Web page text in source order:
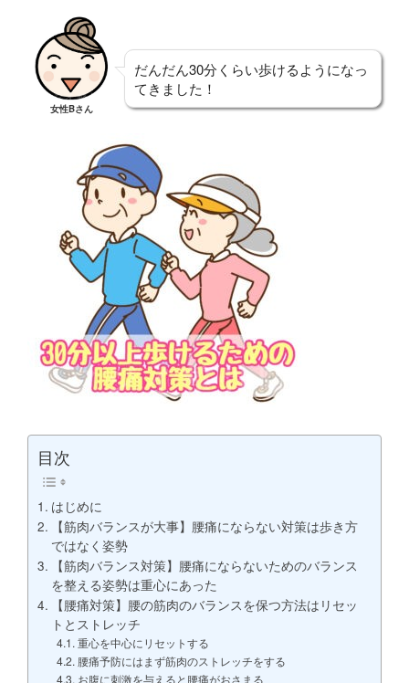
女性Bさん
だんだん30分くらい歩けるようになっ
てきました！
目次
はじめに
【筋肉バランスが大事】腰痛にならない対策は歩き方
ではなく姿勢
【筋肉バランス対策】腰痛にならないためのバランス
を整える姿勢は重心にあった
【腰痛対策】腰の筋肉のバランスを保つ方法はリセッ
トとストレッチ
重心を中心にリセットする
腰痛予防にはまず筋肉のストレッチをする
お腹に刺激を与えると腰痛がおさまる